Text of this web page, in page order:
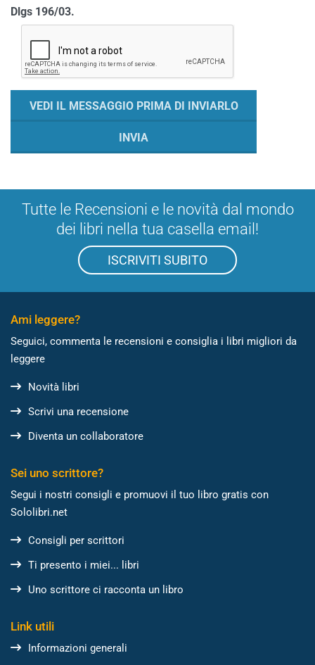
Dlgs 196/03.
Tutte le Recensioni e le novità dal mondo
dei libri nella tua casella email!
ISCRIVITI SUBITO
Ami leggere?
Seguici, commenta le recensioni e consiglia i libri migliori da
leggere
Novità libri
Scrivi una recensione
Diventa un collaboratore
Sei uno scrittore?
Segui i nostri consigli e promuovi il tuo libro gratis con
Sololibri.net
Consigli per scrittori
Ti presento i miei... libri
Uno scrittore ci racconta un libro
Link utili
Informazioni generali